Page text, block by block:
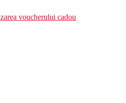
voucherului cadou